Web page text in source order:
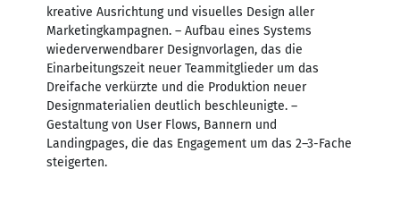
kreative Ausrichtung und visuelles Design aller
Marketingkampagnen. – Aufbau eines Systems
wiederverwendbarer Designvorlagen, das die
Einarbeitungszeit neuer Teammitglieder um das
Dreifache verkürzte und die Produktion neuer
Designmaterialien deutlich beschleunigte. –
Gestaltung von User Flows, Bannern und
Landingpages, die das Engagement um das 2–3-Fache
steigerten.